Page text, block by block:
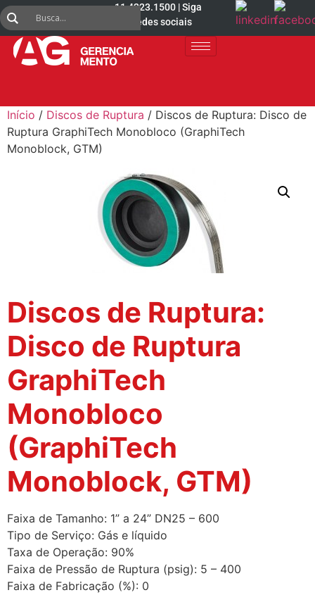
11 4223.1500 | Siga
nas redes sociais
Início / Discos de Ruptura / Discos de Ruptura: Disco de
Ruptura GraphiTech Monobloco (GraphiTech
Monoblock, GTM)
Discos de Ruptura:
Disco de Ruptura
GraphiTech
Monobloco
(GraphiTech
Monoblock, GTM)
Faixa de Tamanho: 1” a 24” DN25 – 600
Tipo de Serviço: Gás e líquido
Taxa de Operação: 90%
Faixa de Pressão de Ruptura (psig): 5 – 400
Faixa de Fabricação (%): 0